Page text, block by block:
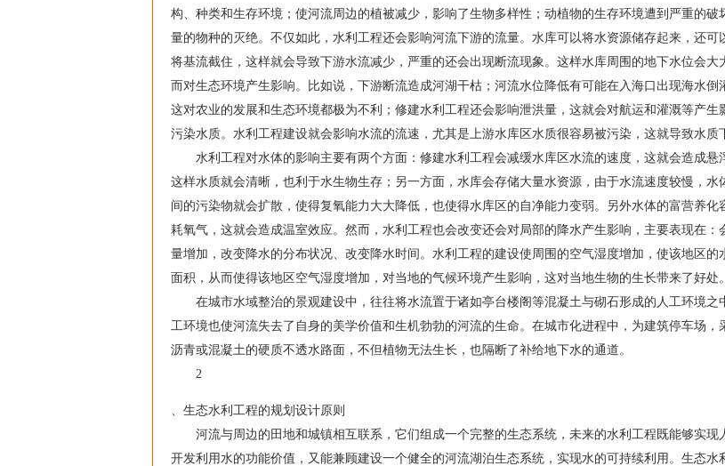
构、种类和生存环境；使河流周边的植被减少，影响了生物多样性；动植物的生存环境遭到严重的破
量的物种的灭绝。不仅如此，水利工程还会影响河流下游的流量。水库可以将水资源储存起来，还可
将基流截住，这样就会导致下游水流减少，严重的还会出现断流现象。这样水库周围的地下水位会大
而对生态环境产生影响。比如说，下游断流造成河湖干枯；河流水位降低有可能在入海口出现海水倒
这对农业的发展和生态环境都极为不利；修建水利工程还会影响泄洪量，这就会对航运和灌溉等产生
污染水质。水利工程建设就会影响水流的流速，尤其是上游水库区水质很容易被污染，这就导致水质
水利工程对水体的影响主要有两个方面：修建水利工程会减缓水库区水流的速度，这就会造成悬
这样水质就会清晰，也利于水生物生存；另一方面，水库会存储大量水资源，由于水流速度较慢，水
间的污染物就会扩散，使得复氧能力大大降低，也使得水库区的自净能力变弱。另外水体的富营养化
耗氧气，这就会造成温室效应。然而，水利工程也会改变还会对局部的降水产生影响，主要表现在：
量增加，改变降水的分布状况、改变降水时间。水利工程的建设使周围的空气湿度增加，使该地区的
面积，从而使得该地区空气湿度增加，对当地的气候环境产生影响，这对当地生物的生长带来了好处。
在城市水域整治的景观建设中，往往将水流置于诸如亭台楼阁等混凝土与砌石形成的人工环境之
工环境也使河流失去了自身的美学价值和生机勃勃的河流的生命。在城市化进程中，为建筑停车场，
沥青或混凝土的硬质不透水路面，不但植物无法生长，也隔断了补给地下水的通道。
2
、生态水利工程的规划设计原则
河流与周边的田地和城镇相互联系，它们组成一个完整的生态系统，未来的水利工程既能够实现
开发利用水的功能价值，又能兼顾建设一个健全的河流湖泊生态系统，实现水的可持续利用。生态水